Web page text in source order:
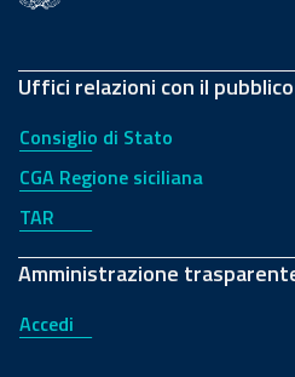
Uffici relazioni con il pubblico
Consiglio di Stato
CGA Regione siciliana
TAR
Amministrazione
Accedi